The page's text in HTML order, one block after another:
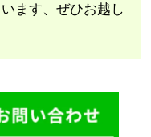
ます、ぜひお越し